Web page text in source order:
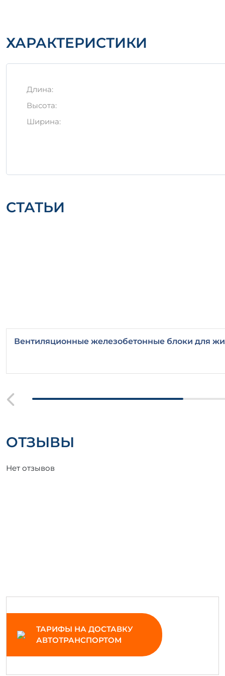
Блок 231 пл — это незаменимый элемент в
ХАРАКТЕРИСТИКИ
Длина:
Высота:
Ширина:
СТАТЬИ
Вентиляционные железобетонные блоки для
ОТЗЫВЫ
Нет отзывов
ТАРИФЫ НА ДОСТАВКУ
АВТОТРАНСПОРТОМ